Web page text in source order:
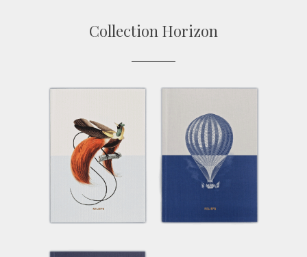
Collection Horizon